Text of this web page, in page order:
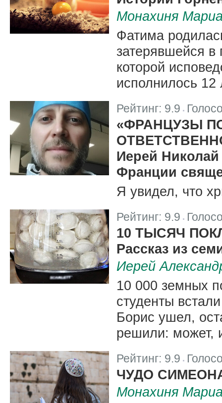
Монахиня
Фатима
затерявшейся в
которой
исполнилось
Рейтинг: 9.9 |
«ФРАНЦУЗЫ
Иерей
Франции
Я увидел, что
Рейтинг: 9.9
10 ТЫСЯЧ
Рассказ из
Иерей
10 000 земных
студенты
Борис ушел,
решили: может,
Рейтинг: 9.9
ЧУДО
Монахиня